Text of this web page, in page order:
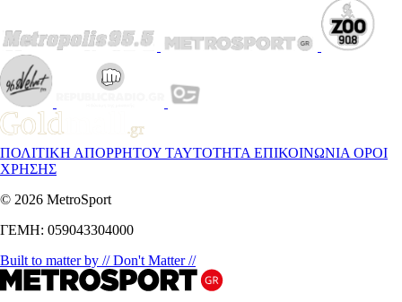
ΠΟΛΙΤΙΚΗ ΑΠΟΡΡΗΤΟΥ ΤΑΥΤΟΤΗΤΑ ΕΠΙΚΟΙΝΩΝΙΑ ΟΡΟΙ
ΧΡΗΣΗΣ
© 2026 MetroSport
ΓΕΜΗ: 059043304000
Built to matter by // Don't Matter //